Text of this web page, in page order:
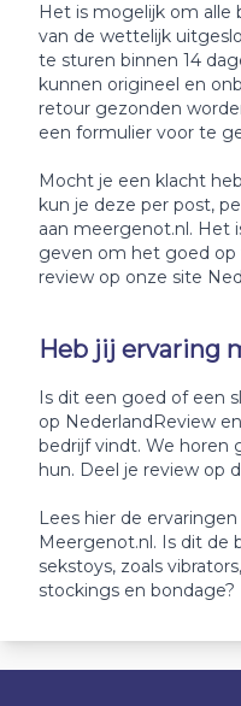
Het is mogelijk om
van de wettelijk
te sturen binnen 14
kunnen origineel en
retour gezonden
een formulier voor te
Mocht je een klacht
kun je deze per post,
aan meergenot.nl. Het
geven om het goed op
review op onze site
Heb jij ervaring
Is dit een goed of een
op NederlandReview
bedrijf vindt. We horen
hun. Deel je review op
Lees hier de
Meergenot.nl. Is dit de
sekstoys, zoals
stockings en